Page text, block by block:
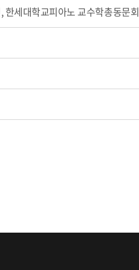
한세대학교피아노 교수학총동문회